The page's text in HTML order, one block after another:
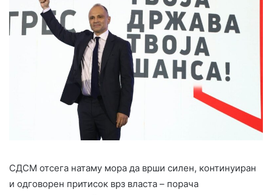
СДСМ отсега натаму мора да врши силен, континуиран
и одговорен притисок врз власта – порача